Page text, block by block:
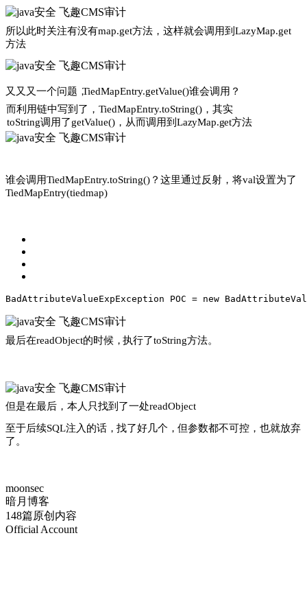
所以此时关注有没有map.get方法 ，这样就会调用到LazyMap.get
方法
又又又一个问题 ，TiedMapEntry.getValue()谁会调用？
而利用链中写到了 ， TiedMapEntry.toString()， 其实
toString调用了getValue()， 从而调用到 LazyMap.get方法
谁会调用TiedMapEntry.toString() ？这里通过反射 ， 将val设置为了
TiedMapEntry(tiedmap)
BadAttributeValueExpException POC = new
最后在readObject的时候 ，执行了toString方法。
但是在最后 ， 本人只找到了一处readObject
至于后续SQL注入的话 ，找了好几个 ，但参数都不可控 ， 也就放弃
了 。
moonsec
暗月博客
148篇原创内容
Official Account